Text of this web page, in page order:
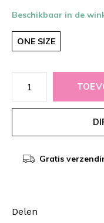
Beschikbaar in de
ONE SIZE
Gratis
Delen